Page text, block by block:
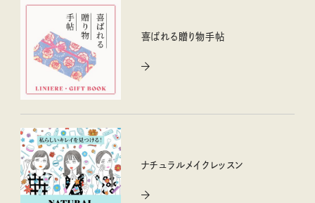
喜ばれる贈り物手帖
ナチュラルメイクレッスン